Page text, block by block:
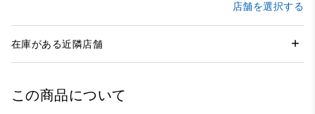
店舗を選択する
在庫がある近隣店舗
この商品について